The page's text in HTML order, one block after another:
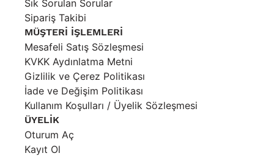
Sık Sorulan Sorular
Sipariş Takibi
MÜŞTERİ İŞLEMLERİ
Mesafeli Satış Sözleşmesi
KVKK Aydınlatma Metni
Gizlilik ve Çerez Politikası
İade ve Değişim Politikası
Kullanım Koşulları / Üyelik Sözleşmesi
ÜYELİK
Oturum Aç
Kayıt Ol